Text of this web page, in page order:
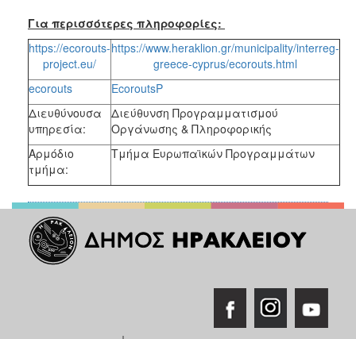
Για περισσότερες πληροφορίες:
https://ecorouts-
project.eu/
https://www.heraklion.gr/municipality/interreg-
greece-cyprus/ecorouts.html
ecorouts
EcoroutsP
Διευθύνουσα
υπηρεσία:
Διεύθυνση Προγραμματισμού
Οργάνωσης & Πληροφορικής
Αρμόδιο
τμήμα:
Τμήμα Ευρωπαϊκών Προγραμμάτων